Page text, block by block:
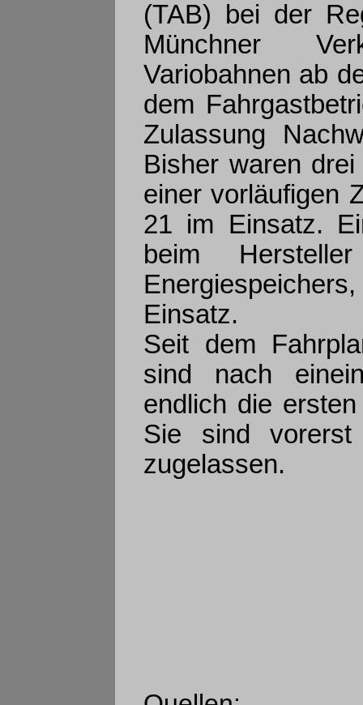
(TAB) bei der
Münchner
Variobahnen ab
dem
Zulassung
Bisher waren
einer vorläufigen
21 im Einsatz.
beim
Einsatz.
Seit dem
sind nach
endlich die
Sie sind
zugelassen.